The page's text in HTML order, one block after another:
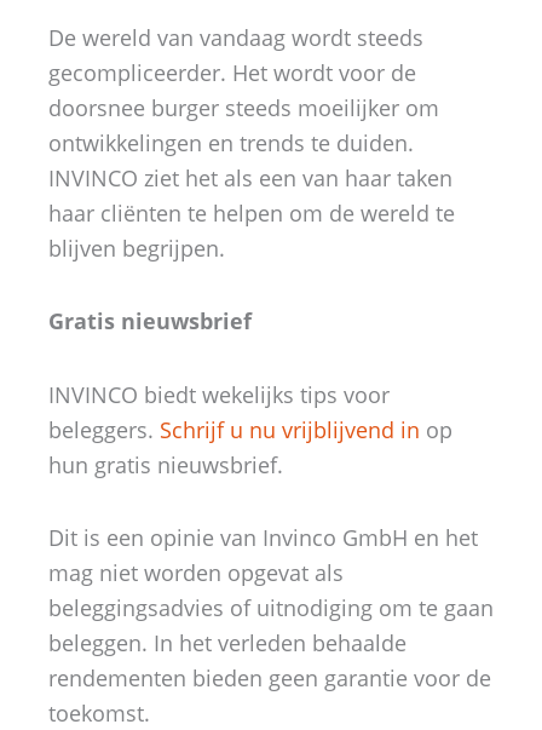
De wereld van vandaag wordt steeds
gecompliceerder. Het wordt voor de
doorsnee burger steeds moeilijker om
ontwikkelingen en trends te duiden.
INVINCO ziet het als een van haar taken
haar cliënten te helpen om de wereld te
blijven begrijpen.
Gratis nieuwsbrief
INVINCO biedt wekelijks tips voor
beleggers. Schrijf u nu vrijblijvend in op
hun gratis nieuwsbrief.
Dit is een opinie van Invinco GmbH en het
mag niet worden opgevat als
beleggingsadvies of uitnodiging om te gaan
beleggen. In het verleden behaalde
rendementen bieden geen garantie voor de
toekomst.